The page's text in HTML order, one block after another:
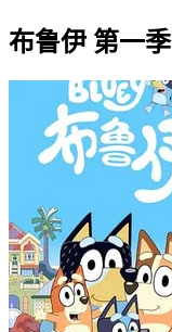
布鲁伊 第一季